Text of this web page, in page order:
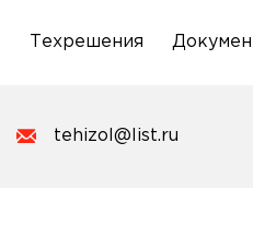
Техрешения
tehizol@list.ru